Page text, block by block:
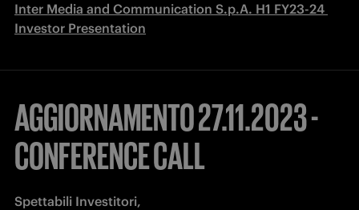
Inter Media and Communication S.p.A. H1 FY23-24
Investor Presentation
AGGIORNAMENTO 27.11.2023 -
CONFERENCE CALL
Spettabili Investitori,